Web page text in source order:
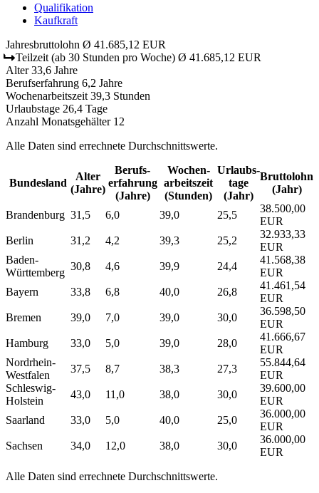
Qualifikation
Kaufkraft
Jahresbruttolohn Ø 41.685,12 EUR
Teilzeit (ab 30 Stunden pro Woche) Ø 41.685,12 EUR
Alter 33,6 Jahre
Berufserfahrung 6,2 Jahre
Wochenarbeitszeit 39,3 Stunden
Urlaubstage 26,4 Tage
Anzahl Monatsgehälter 12
Alle Daten sind errechnete Durchschnittswerte.
Bundesland
Alter
(Jahre)
Berufs­
erfahrung
(Jahre)
Wochen­
arbeitszeit
(Stunden)
Urlaubs­
tage
(Jahr)
Bruttolohn
(Jahr)
Brandenburg 31,5 6,0 39,0 25,5
38.500,00
EUR
Berlin
31,2 4,2 39,3 25,2
32.933,33
EUR
Baden-
Württemberg
30,8 4,6 39,9 24,4
41.568,38
EUR
Bayern
33,8 6,8 40,0 26,8
41.461,54
EUR
Bremen
39,0 7,0 39,0 30,0
36.598,50
EUR
Hamburg
33,0 5,0 39,0 28,0
41.666,67
EUR
Nordrhein-
Westfalen
37,5 8,7 38,3 27,3
55.844,64
EUR
Schleswig-
Holstein
43,0 11,0 38,0 30,0
39.600,00
EUR
Saarland
33,0 5,0 40,0 25,0
36.000,00
EUR
Sachsen
34,0 12,0 38,0 30,0
36.000,00
EUR
Alle Daten sind errechnete Durchschnittswerte.